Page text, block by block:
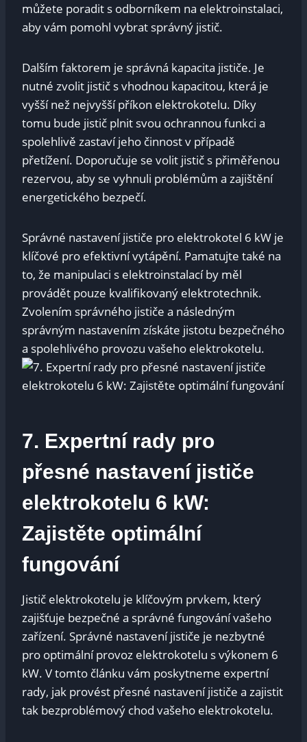
můžete poradit ⁣s ‌odborníkem na elektroinstalaci,
aby vám pomohl⁢ vybrat správný jistič.
Dalším ⁢faktorem je správná kapacita jističe. Je‌
nutné zvolit jistič s vhodnou kapacitou, která je
vyšší než ‍nejvyšší příkon elektrokotelu. Díky
tomu bude jistič plnit⁤ svou ochrannou‌ funkci a
spolehlivě zastaví jeho činnost v ⁢případě⁣
přetížení. Doporučuje se⁣ volit jistič s⁤ přiměřenou ​
rezervou, aby se ‌vyhnuli ⁣problémům a zajištění
energetického⁤ bezpečí.
Správné nastavení jističe pro elektrokotel 6 kW je
klíčové pro efektivní vytápění. Pamatujte také na
to, že manipulaci s elektroinstalací by ​měl‍
provádět pouze kvalifikovaný elektrotechnik.
Zvolením správného jističe a následným
správným nastavením získáte jistotu ⁣bezpečného⁤
a spolehlivého provozu vašeho​ elektrokotelu.
7. Expertní rady pro
přesné nastavení jističe
elektrokotelu​ 6 kW:
Zajistěte optimální⁤
fungování
Jistič elektrokotelu ⁤je klíčovým prvkem, který​
zajišťuje ​bezpečné a správné fungování vašeho
zařízení. Správné ⁤nastavení jističe je nezbytné
pro optimální provoz elektrokotelu s výkonem ⁣6
kW. V tomto článku⁣ vám​ poskytneme⁢ expertní
rady, jak provést přesné nastavení jističe a zajistit
tak ​bezproblémový​ chod vašeho elektrokotelu.